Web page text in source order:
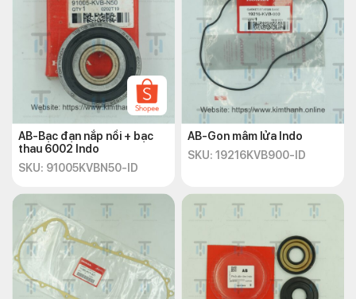
AB-Bạc đạn nắp nồi + bạc
thau 6002 Indo
SKU: 91005KVBN50-ID
AB-Gon mâm lửa Indo
SKU: 19216KVB900-ID